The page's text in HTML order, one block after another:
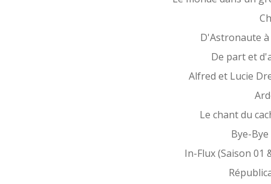
D'Astronaute à
De part et
Alfred et Lucie
Le chant du
Bye-Bye
In-Flux (Saison 01